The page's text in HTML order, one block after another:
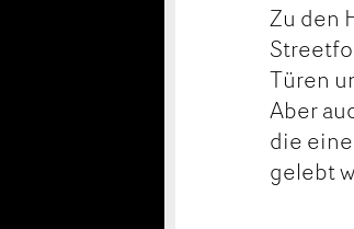
Zu den
Türen
Aber
die
gelebt